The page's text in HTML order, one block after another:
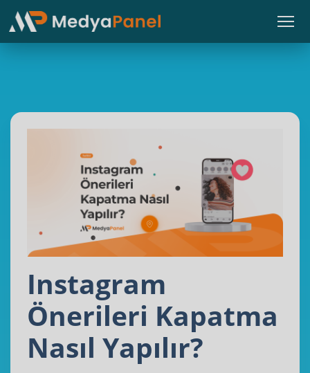
Instagram
Önerileri Kapatma
Nasıl Yapılır?